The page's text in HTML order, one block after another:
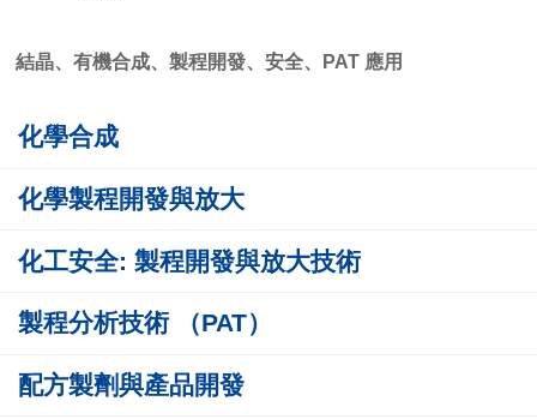
結晶、有機合成、製程開發、安全、PAT 應用
化學合成
化學製程開發與放大
化工安全: 製程開發與放大技術
製程分析技術 （PAT）
配方製劑與產品開發